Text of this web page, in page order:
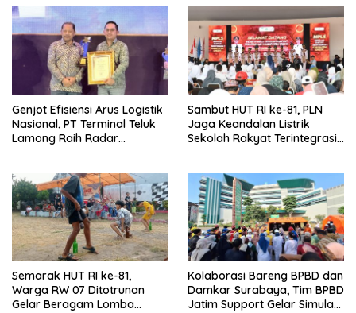
Genjot Efisiensi Arus Logistik
Nasional, PT Terminal Teluk
Lamong Raih Radar
Sambut HUT RI ke-81, PLN
Jaga Keandalan Listrik
Sekolah Rakyat Terintegrasi 1
Semarak HUT RI ke-81,
Warga RW 07 Ditotrunan
Gelar Beragam Lomba
Kolaborasi Bareng BPBD dan
Damkar Surabaya, Tim BPBD
Jatim Support Gelar Simulasi